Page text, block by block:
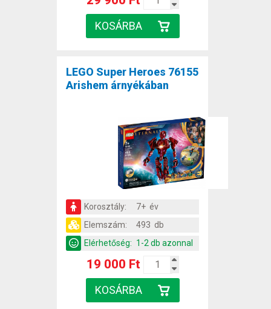
LEGO Super Heroes 76155
Arishem árnyékában
Korosztály:
7+ év
Elemszám:
493 db
Elérhetőség: 1-2 db azonnal
19 000 Ft